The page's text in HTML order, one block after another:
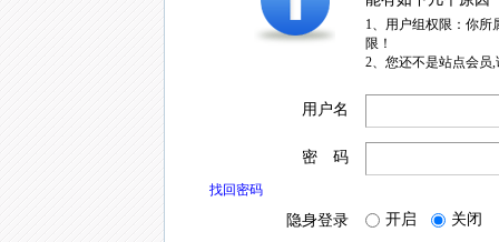
1、用户组权限：你所
限！
2、您还不是站点会员
用户名
密 码
找回密码
隐身登录 开启 关闭